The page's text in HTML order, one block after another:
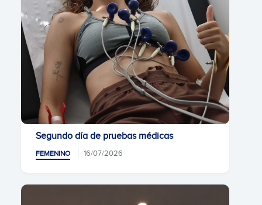
Segundo día de pruebas médicas
FEMENINO 16/07/2026